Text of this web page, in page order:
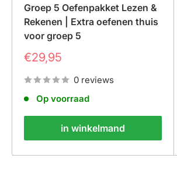
Groep 5 Oefenpakket Lezen &
Rekenen | Extra oefenen thuis
voor groep 5
Prijs
€29,95
0 reviews
Op voorraad
in winkelmand